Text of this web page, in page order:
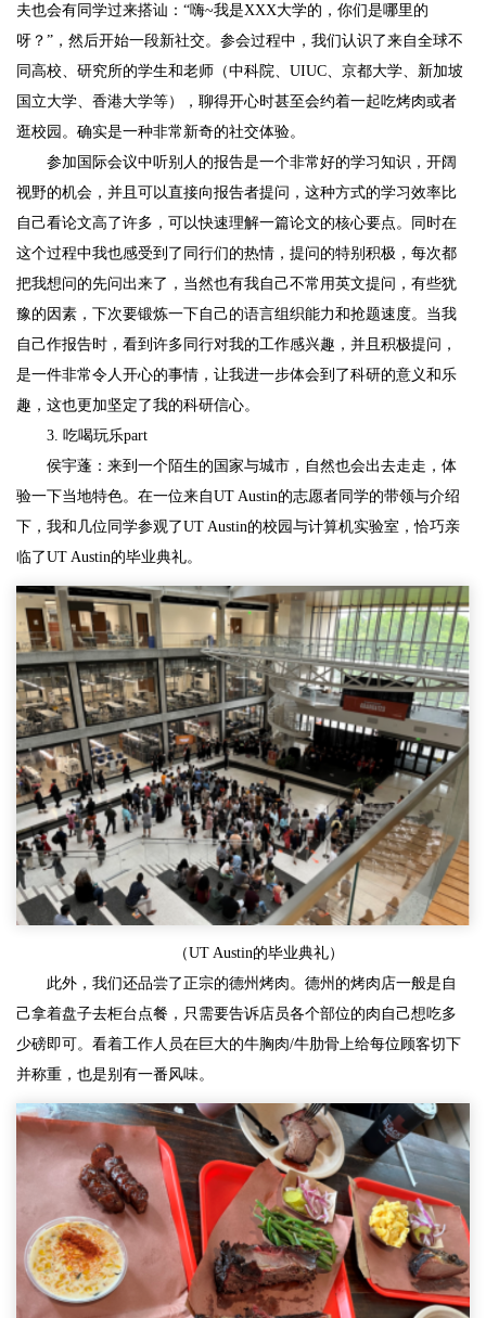
夫也会有同学过来搭讪：“嗨~我是XXX大学的，你们是哪里的
呀？”，然后开始一段新社交。参会过程中，我们认识了来自全球不
同高校、研究所的学生和老师（中科院、UIUC、京都大学、新加坡
国立大学、香港大学等），聊得开心时甚至会约着一起吃烤肉或者
逛校园。确实是一种非常新奇的社交体验。
参加国际会议中听别人的报告是一个非常好的学习知识，开阔
视野的机会，并且可以直接向报告者提问，这种方式的学习效率比
自己看论文高了许多，可以快速理解一篇论文的核心要点。同时在
这个过程中我也感受到了同行们的热情，提问的特别积极，每次都
把我想问的先问出来了，当然也有我自己不常用英文提问，有些犹
豫的因素，下次要锻炼一下自己的语言组织能力和抢题速度。当我
自己作报告时，看到许多同行对我的工作感兴趣，并且积极提问，
是一件非常令人开心的事情，让我进一步体会到了科研的意义和乐
趣，这也更加坚定了我的科研信心。
3. 吃喝玩乐part
侯宇蓬：来到一个陌生的国家与城市，自然也会出去走走，体
验一下当地特色。在一位来自UT Austin的志愿者同学的带领与介绍
下，我和几位同学参观了UT Austin的校园与计算机实验室，恰巧亲
临了UT Austin的毕业典礼。
（UT Austin的毕业典礼）
此外，我们还品尝了正宗的德州烤肉。德州的烤肉店一般是自
己拿着盘子去柜台点餐，只需要告诉店员各个部位的肉自己想吃多
少磅即可。看着工作人员在巨大的牛胸肉/牛肋骨上给每位顾客切下
并称重，也是别有一番风味。